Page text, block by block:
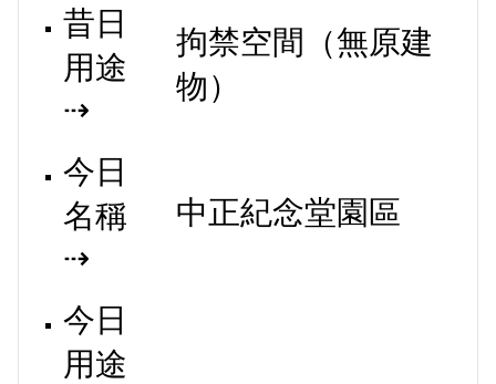
昔日
用途
⇢
拘禁空間（無原建
物）
今日
名稱
⇢
中正紀念堂園區
今日
用途